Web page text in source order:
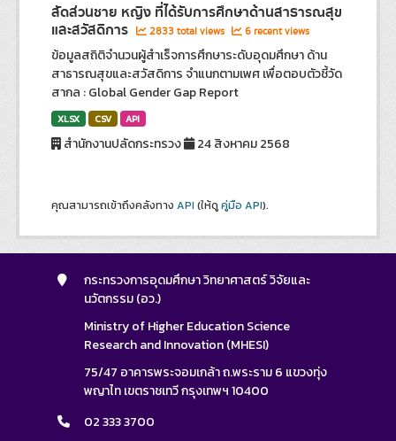
สัดส่วนชาย หญิง ที่ได้รับการศึกษาด้านสาธารณสุข
และสวัสดิการ 2833 total views 6 recent views
ข้อมูลสถิติจำนวนผู้สำเร็จการศึกษาระดับอุดมศึกษา ด้าน
สาธารณสุขและสวัสดิการ จำแนกตามเพศ เพื่อตอบตัวชี้วัด
สากล : Global Gender Gap Report
XLSX CSV API
สำนักงานปลัดกระทรวง 24 สิงหาคม 2568
คุณสามารถเข้าถึงคลังทางAPI (ให้ดูคู่มือ API).
กระทรวงการอุดมศึกษา วิทยาศาสตร์ วิจัยและ
นวัตกรรม (อว.)
Ministry of Higher Education Science
Research and Innovation (MHESI)
75/47 อาคารพระจอมเกล้า ถ.พระราม 6 แขวงทุ่ง
พญาไท เขตราชเทวี กรุงเทพฯ 10400
02 333 3700